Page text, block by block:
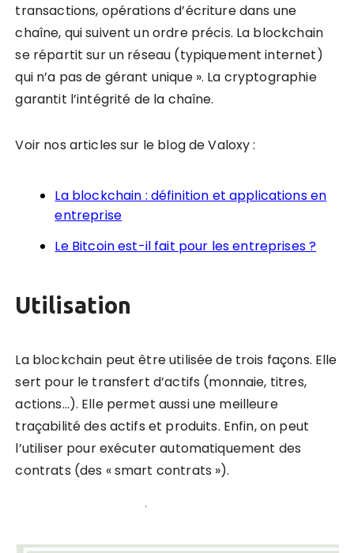
transactions, opérations d’écriture dans une
chaîne, qui suivent un ordre précis. La blockchain
se répartit sur un réseau (typiquement internet)
qui n’a pas de gérant unique ». La cryptographie
garantit l’intégrité de la chaîne.
Voir nos articles sur le blog de Valoxy :
La blockchain : définition et applications en
entreprise
Le Bitcoin est-il fait pour les entreprises ?
Utilisation
La blockchain peut être utilisée de trois façons. Elle
sert pour le transfert d’actifs (monnaie, titres,
actions…). Elle permet aussi une meilleure
traçabilité des actifs et produits. Enfin, on peut
l’utiliser pour exécuter automatiquement des
contrats (des « smart contrats »).